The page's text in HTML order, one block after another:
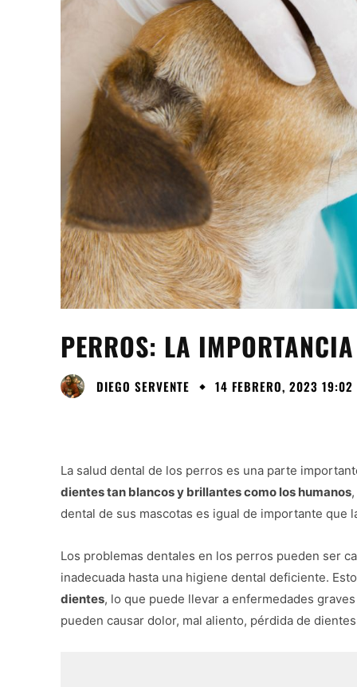
PERROS: LA
DIEGO SERVENTE 14 FEBRERO, 2023 19:02
La salud dental de los perros es una parte
dientes tan blancos y brillantes como los humanos
dental de sus mascotas es igual de importante que
Los problemas dentales en los perros pueden ser
inadecuada hasta una higiene dental deficiente.
dientes, lo que puede llevar a enfermedades
pueden causar dolor, mal aliento, pérdida de